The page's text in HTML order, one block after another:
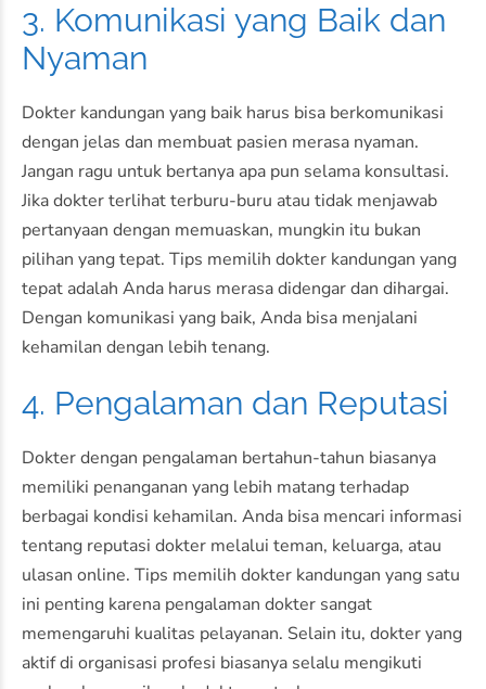
3. Komunikasi yang Baik dan
Nyaman
Dokter kandungan yang baik harus bisa berkomunikasi
dengan jelas dan membuat pasien merasa nyaman.
Jangan ragu untuk bertanya apa pun selama konsultasi.
Jika dokter terlihat terburu-buru atau tidak menjawab
pertanyaan dengan memuaskan, mungkin itu bukan
pilihan yang tepat. Tips memilih dokter kandungan yang
tepat adalah Anda harus merasa didengar dan dihargai.
Dengan komunikasi yang baik, Anda bisa menjalani
kehamilan dengan lebih tenang.
4. Pengalaman dan Reputasi
Dokter dengan pengalaman bertahun-tahun biasanya
memiliki penanganan yang lebih matang terhadap
berbagai kondisi kehamilan. Anda bisa mencari informasi
tentang reputasi dokter melalui teman, keluarga, atau
ulasan online. Tips memilih dokter kandungan yang satu
ini penting karena pengalaman dokter sangat
memengaruhi kualitas pelayanan. Selain itu, dokter yang
aktif di organisasi profesi biasanya selalu mengikuti